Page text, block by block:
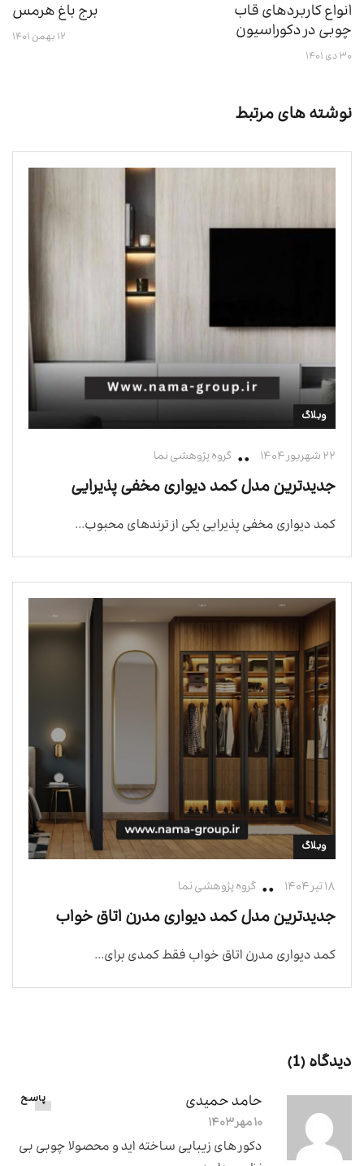
انواع کاربردهای قاب
چوبی در دکوراسیون
۳۰ دی ۱۴۰۱
برج باغ هرمس
۱۲ بهمن ۱۴۰۱
نوشته های مرتبط
وبلاگ
۲۲ شهریور ۱۴۰۴ گروه پژوهشی نما
جدیدترین مدل کمد دیواری مخفی پذیرایی
کمد دیواری مخفی پذیرایی یکی از ترندهای محبوب...
وبلاگ
۱۸ تیر ۱۴۰۴ گروه پژوهشی نما
جدیدترین مدل کمد دیواری مدرن اتاق خواب
کمد دیواری مدرن اتاق خواب فقط کمدی برای...
دیدگاه (1)
حامد حمیدی
۱۰ مهر ۱۴۰۳
پاسخ
دکور های زیبایی ساخته اید و محصولا چوبی بی